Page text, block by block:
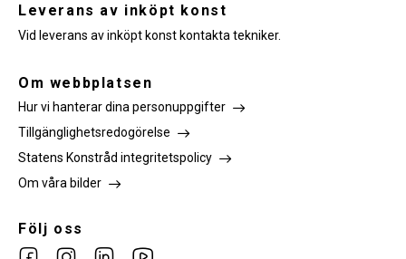
Leverans av inköpt konst
Vid leverans av inköpt konst kontakta tekniker.
Om webbplatsen
Hur vi hanterar dina personuppgifter
Tillgänglighetsredogörelse
Statens Konstråd integritetspolicy
Om våra bilder
Följ oss